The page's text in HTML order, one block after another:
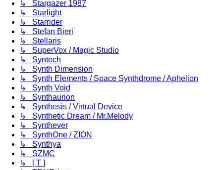
↳ Stargazer 1987
↳ Starlight
↳ Starrider
↳ Stefan Bieri
↳ Stellaris
↳ SuperVox / Magic Studio
↳ Syntech
↳ Synth Dimension
↳ Synth Elements / Space Synthdrome / Aphelion
↳ Synth Void
↳ Synthaurion
↳ Synthesis / Virtual Device
↳ Synthetic Dream / Mr.Melody
↳ Synthever
↳ SynthOne / ZION
↳ Synthya
↳ SZMC
↳ [ T ]